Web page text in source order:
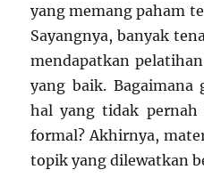
yang memang paham
Sayangnya, banyak
mendapatkan
yang baik. Bagaimana
hal yang tidak pernah
formal? Akhirnya,
topik yang dilewatkan